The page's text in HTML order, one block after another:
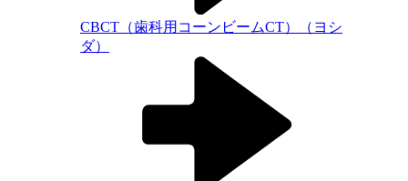
CBCT（歯科用コーンビームCT）（ヨシ
ダ）